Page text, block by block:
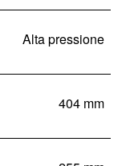
Alta pressione
404 mm